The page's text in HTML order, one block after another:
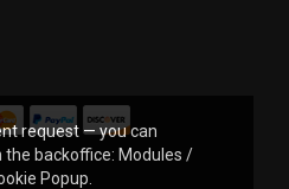
request — you can
backoffice: Modules /
Popup.